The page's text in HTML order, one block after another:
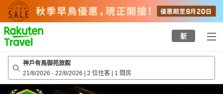
to
top
page
新
神戶有馬御苑旅館
21/8/2026 - 22/8/2026 | 2 位住客 | 1 間房